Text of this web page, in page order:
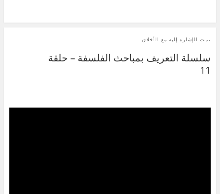
تمت الإشارة إليه مع الأخلاق
سلسلة التعريف بمباحث الفلسفة – حلقة
11